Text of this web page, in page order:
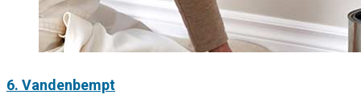
6. Vandenbempt